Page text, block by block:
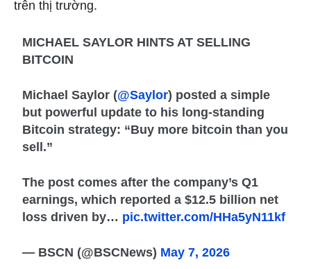
trên thị trường.
MICHAEL SAYLOR HINTS AT SELLING
BITCOIN
Michael Saylor (@Saylor) posted a simple
but powerful update to his long-standing
Bitcoin strategy: “Buy more bitcoin than you
sell.”
The post comes after the company’s Q1
earnings, which reported a $12.5 billion net
loss driven by… pic.twitter.com/HHa5yN11kf
— BSCN (@BSCNews) May 7, 2026